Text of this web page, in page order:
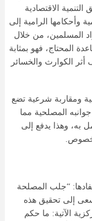
الاقتصادية
وأحكامها الرامية إلى
المسلمين، من خلال
المحتاج، فهو بمثابة
الكوارث والخسائر
ومقاربة شرعية تضع
المصلحية مما
به، وهذا يدفع إلى
“جلب المصلحة
إلى تحقيق هذه
الآتية: ما حكم